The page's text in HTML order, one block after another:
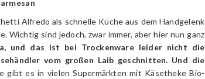
Alfredo als schnelle Küche aus dem Handgelenk
sind jedoch, zwar immer, aber hier nun ganz
und das ist bei Trockenware leider nicht die
vom großen Laib geschnitten. Und die
gibt es in vielen Supermärkten mit Käsetheke Bio-